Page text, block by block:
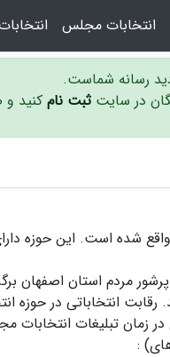
انتخابات مجلس
رسانه شماست.
در سایت ثبت نام کنید
مردم استان اصفهان
رقابت انتخاباتی در حوزه
زمان تبلیغات انتخابات
: